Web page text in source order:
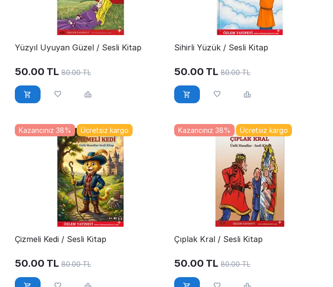
Yüzyıl Uyuyan Güzel / Sesli Kitap
50.00 TL 80.00 TL
Sihirli Yüzük / Sesli Kitap
50.00 TL 80.00 TL
Ücretsiz kargo
Kazancınız 38%
Çizmeli Kedi / Sesli Kitap
50.00 TL 80.00 TL
Ücretsiz kargo
Kazancınız 38%
Çıplak Kral / Sesli Kitap
50.00 TL 80.00 TL